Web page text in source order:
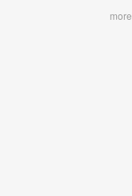
more